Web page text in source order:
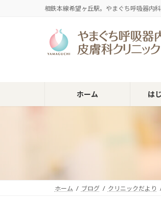
ッ
移
相鉄本線希望ヶ丘駅。やまぐち呼吸器内
ホーム は
ホーム ブログ クリニックだより